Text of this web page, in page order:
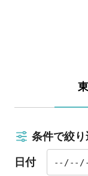
条件で絞り
日付